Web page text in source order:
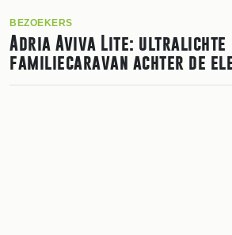
BEZOEKERS
Adria Aviva Lite: ultralichte
familiecaravan achter de